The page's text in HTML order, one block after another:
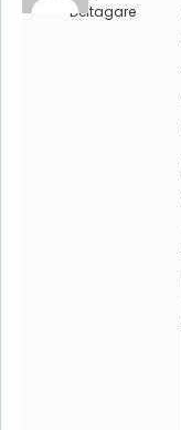
Deltagare